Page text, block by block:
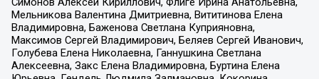
Мельникова Валентина Дмитриевна, Вититинова Елена
Владимировна, Баженова Светлана Куприяновна,
Максимов Сергей Владимирович, Беляев Сергей Иванович,
Голубева Елена Николаевна, Ганнушкина Светлана
Алексеевна, Закс Елена Владимировна, Буртина Елена